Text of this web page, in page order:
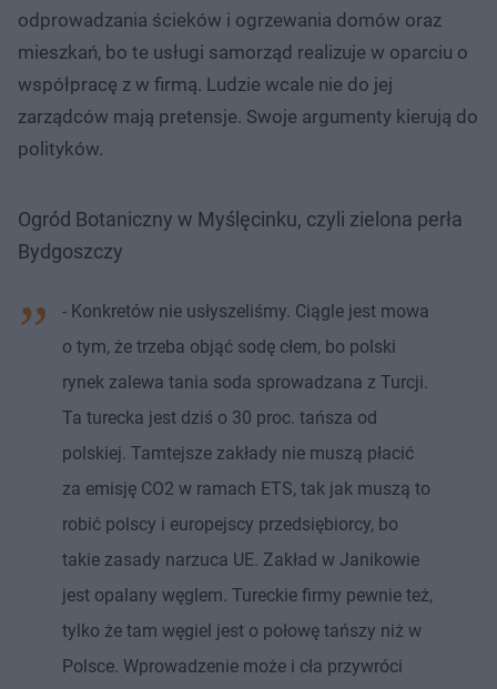
odprowadzania ścieków i ogrzewania domów oraz
mieszkań, bo te usługi samorząd realizuje w oparciu o
współpracę z w firmą. Ludzie wcale nie do jej
zarządców mają pretensje. Swoje argumenty kierują do
polityków.
Ogród Botaniczny w Myślęcinku, czyli zielona perła
Bydgoszczy
- Konkretów nie usłyszeliśmy. Ciągle jest mowa
o tym, że trzeba objąć sodę cłem, bo polski
rynek zalewa tania soda sprowadzana z Turcji.
Ta turecka jest dziś o 30 proc. tańsza od
polskiej. Tamtejsze zakłady nie muszą płacić
za emisję CO2 w ramach ETS, tak jak muszą to
robić polscy i europejscy przedsiębiorcy, bo
takie zasady narzuca UE. Zakład w Janikowie
jest opalany węglem. Tureckie firmy pewnie też,
tylko że tam węgiel jest o połowę tańszy niż w
Polsce. Wprowadzenie może i cła przywróci